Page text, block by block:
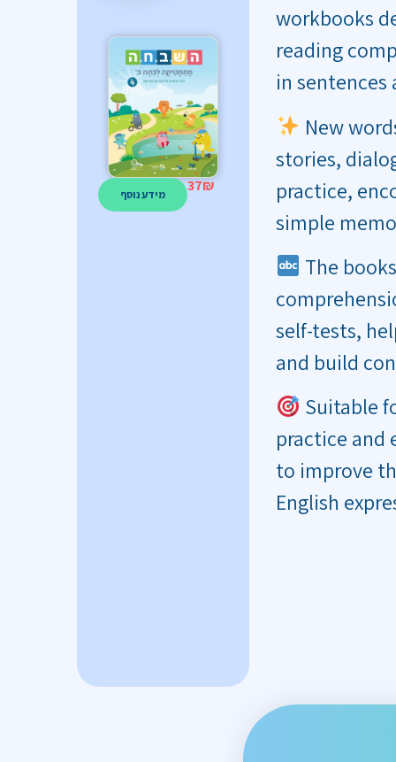
workbooks
reading
in sentences
New
stories,
practice,
simple
The
self-tests,
and build
Suitable
practice and
to improve
English
מידע נוסף 37₪